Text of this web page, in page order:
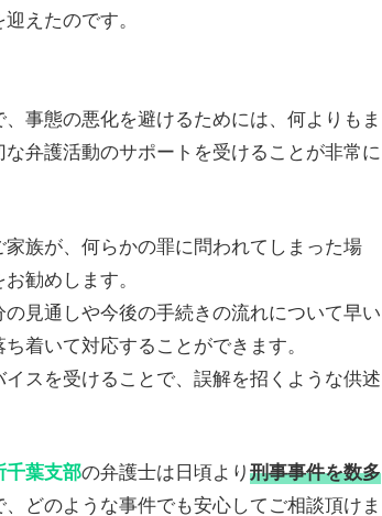
えたのです。
事態の悪化を避けるためには、何よりもま
弁護活動のサポートを受けることが非常に
族が、何らかの罪に問われてしまった場
勧めします。
見通しや今後の手続きの流れについて早い
着いて対応することができます。
スを受けることで、誤解を招くような供述
千葉支部の弁護士は日頃より刑事事件を数多
どのような事件でも安心してご相談頂けま